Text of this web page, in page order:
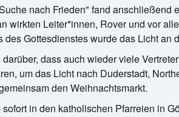
nach Frieden" fand anschließend
wirkten Leiter*innen, Rover und vor
des Gottesdienstes wurde das Licht an
dass auch wieder viele
um das Licht nach Duderstadt,
den Weihnachtsmarkt.
in den katholischen Pfarreien in